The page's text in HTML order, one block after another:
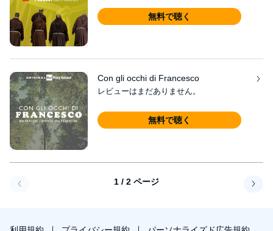
無料で聴く
Con gli occhi di Francesco
レビューはまだありません。
無料で聴く
1 / 2 ページ